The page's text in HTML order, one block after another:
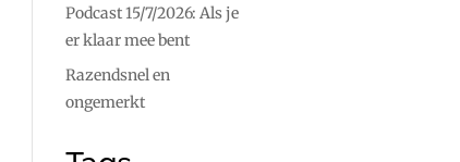
Podcast 15/7/2026: Als je
er klaar mee bent
Razendsnel en
ongemerkt